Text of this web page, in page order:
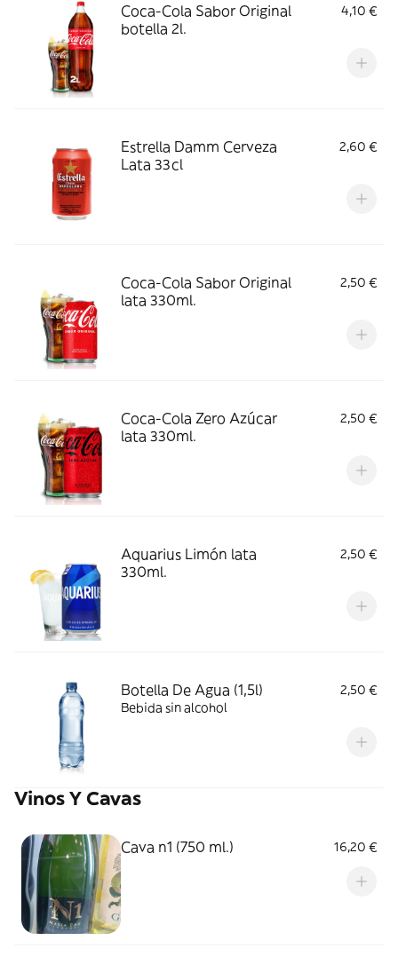
Coca-Cola Sabor Original
botella 2l.
4,10 €
Estrella Damm Cerveza
Lata 33cl
2,60 €
Coca-Cola Sabor Original
lata 330ml.
2,50 €
Coca-Cola Zero Azúcar
lata 330ml.
2,50 €
Aquarius Limón lata
330ml.
2,50 €
Botella De Agua (1,5l)
2,50 €
Bebida sin alcohol
Vinos Y Cavas
Cava n1 (750 ml.) 16,20 €